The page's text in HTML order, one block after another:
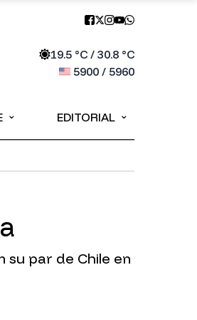
19.5°C / 30.8°C
5900/ 5960
⌄ EDITORIAL ⌄
su par de Chile en